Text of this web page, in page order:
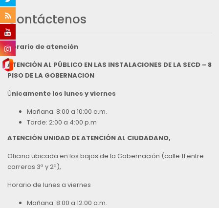
Contáctenos
Horario de atención
ATENCIÓN AL PÚBLICO EN LAS INSTALACIONES DE LA SECD – 8
PISO DE LA GOBERNACION
Únicamente los lunes y viernes
Mañana: 8:00 a 10:00 a.m.
Tarde: 2:00 a 4:00 p.m
ATENCIÓN UNIDAD DE ATENCIÓN AL CIUDADANO,
Oficina ubicada en los bajos de la Gobernación (calle 11 entre
carreras 3ª y 2ª),
Horario de lunes a viernes
Mañana: 8:00 a 12:00 a.m.